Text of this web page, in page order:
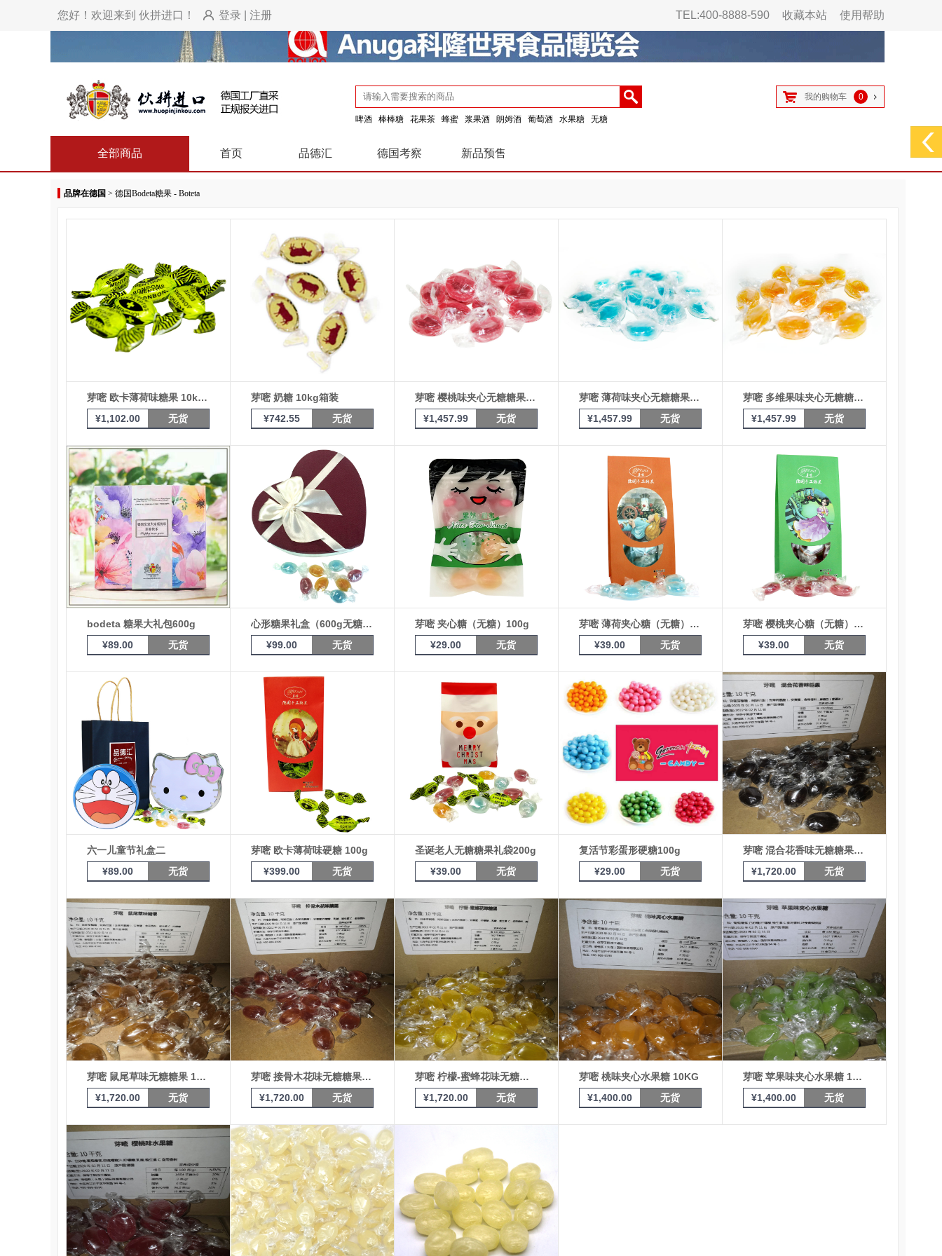
您好！欢迎来到 伙拼进口！ 登录 注册 使用帮助
收藏本站
TEL:400-8888-590
我的购物车 0
啤酒 棒棒糖 花果茶 蜂蜜 浆果酒 朗姆酒 葡萄酒 水果糖 无糖
全部商品 首页 品德汇 德国考察 新品预售
品牌在德国 > 德国Bodeta糖果 - Boteta
芽嘧 欧卡薄荷味糖果 10kg箱装
¥1,102.00 无货
芽嘧 奶糖 10kg箱装
¥742.55 无货
芽嘧 樱桃味夹心无糖糖果 10kg箱装
¥1,457.99 无货
芽嘧 薄荷味夹心无糖糖果 10kg箱装
¥1,457.99 无货
芽嘧 多维果味夹心无糖糖果 10kg箱装
¥1,457.99 无货
bodeta 糖果大礼包600g
¥89.00 无货
心形糖果礼盒（600g无糖糖果）
¥99.00 无货
芽嘧 夹心糖（无糖）100g
¥29.00 无货
芽嘧 薄荷夹心糖（无糖）100g
¥39.00 无货
芽嘧 樱桃夹心糖（无糖）100g
¥39.00 无货
六一儿童节礼盒二
¥89.00 无货
芽嘧 欧卡薄荷味硬糖 100g
¥399.00 无货
圣诞老人无糖糖果礼袋200g
¥39.00 无货
复活节彩蛋形硬糖100g
¥29.00 无货
芽嘧 混合花香味无糖糖果 10KG
¥1,720.00 无货
芽嘧 鼠尾草味无糖糖果 10KG
¥1,720.00 无货
芽嘧 接骨木花味无糖糖果 10KG
¥1,720.00 无货
芽嘧 柠檬-蜜蜂花味无糖糖果 10KG
¥1,720.00 无货
芽嘧 桃味夹心水果糖 10KG
¥1,400.00 无货
芽嘧 苹果味夹心水果糖 10KG
¥1,400.00 无货